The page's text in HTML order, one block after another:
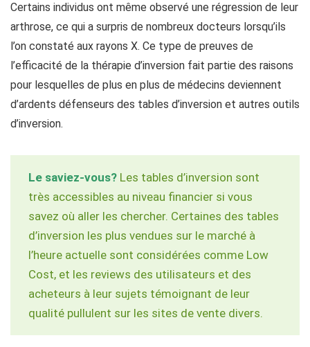
Certains individus ont même observé une régression de leur
arthrose, ce qui a surpris de nombreux docteurs lorsqu’ils
l’on constaté aux rayons X. Ce type de preuves de
l’efficacité de la thérapie d’inversion fait partie des raisons
pour lesquelles de plus en plus de médecins deviennent
d’ardents défenseurs des tables d’inversion et autres outils
d’inversion.
Le saviez-vous? Les tables d’inversion sont
très accessibles au niveau financier si vous
savez où aller les chercher. Certaines des tables
d’inversion les plus vendues sur le marché à
l’heure actuelle sont considérées comme Low
Cost, et les reviews des utilisateurs et des
acheteurs à leur sujets témoignant de leur
qualité pullulent sur les sites de vente divers.